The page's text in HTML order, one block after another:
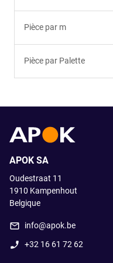
Pièce par m
Pièce par Palette
APOK SA
Oudestraat 11
1910 Kampenhout
Belgique
info@apok.be
+32 16 61 72 62